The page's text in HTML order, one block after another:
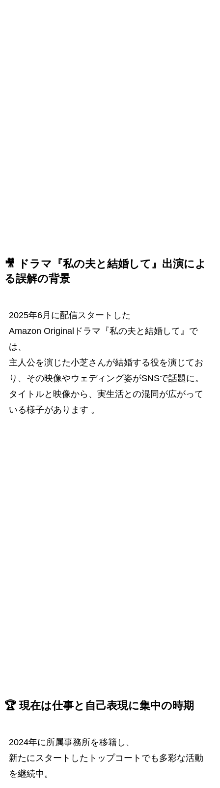
🎥 ドラマ『私の夫と結婚して』出演によ
る誤解の背景
2025年6月に配信スタートした
Amazon Originalドラマ『私の夫と結婚して』で
は、
主人公を演じた小芝さんが結婚する役を演じてお
り、その映像やウェディング姿がSNSで話題に。
タイトルと映像から、実生活との混同が広がって
いる様子があります 。
🏆 現在は仕事と自己表現に集中の時期
2024年に所属事務所を移籍し、
新たにスタートしたトップコートでも多彩な活動
を継続中。